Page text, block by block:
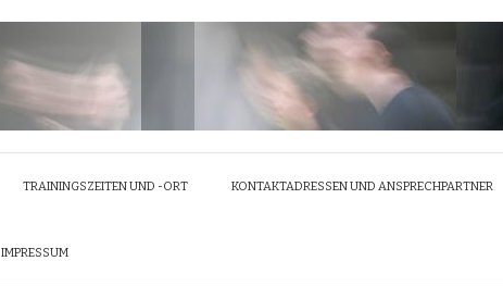
TRAININGSZEITEN UND -ORT KONTAKTADRESSEN UND ANSPRECHPARTNER
IMPRESSUM